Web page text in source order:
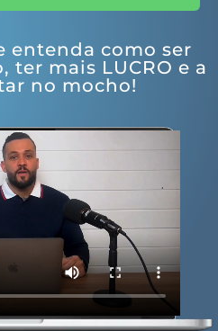
entenda como ser
ter mais LUCRO e a
no mocho!